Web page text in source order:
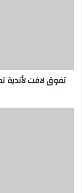
تفوق لافت لأندية